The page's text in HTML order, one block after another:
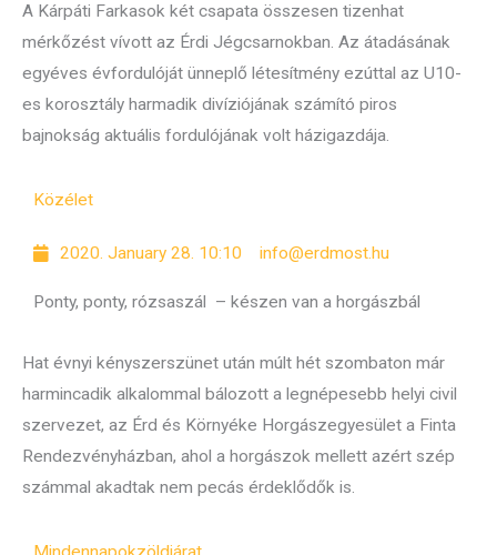
A Kárpáti Farkasok két csapata összesen tizenhat
mérkőzést vívott az Érdi Jégcsarnokban. Az átadásának
egyéves évfordulóját ünneplő létesítmény ezúttal az U10-
es korosztály harmadik divíziójának számító piros
bajnokság aktuális fordulójának volt házigazdája.
Közélet
2020. January 28. 10:10 info@erdmost.hu
Ponty, ponty, rózsaszál – készen van a horgászbál
Hat évnyi kényszerszünet után múlt hét szombaton már
harmincadik alkalommal bálozott a legnépesebb helyi civil
szervezet, az Érd és Környéke Horgászegyesület a Finta
Rendezvényházban, ahol a horgászok mellett azért szép
számmal akadtak nem pecás érdeklődők is.